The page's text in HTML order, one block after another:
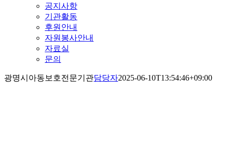
공지사항
기관활동
후원안내
자원봉사안내
자료실
문의
광명시아동보호전문기관담당자2025-06-10T13:54:46+09:00